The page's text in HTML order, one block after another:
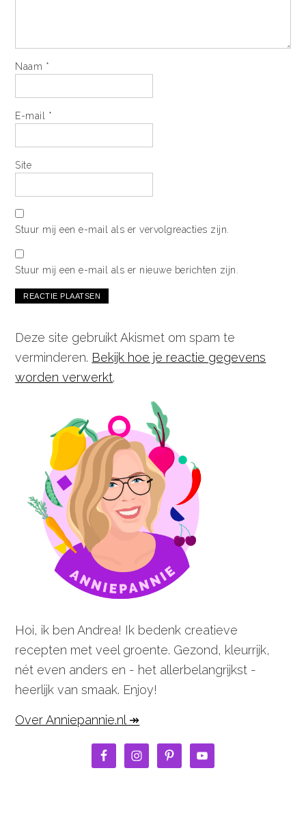
Naam *
E-mail *
Site
Stuur mij een e-mail als er vervolgreacties zijn.
Stuur mij een e-mail als er nieuwe berichten zijn.
Deze site gebruikt Akismet om spam te
verminderen. Bekijk hoe je reactie gegevens
worden verwerkt.
Hoi, ik ben Andrea! Ik bedenk creatieve
recepten met veel groente. Gezond, kleurrijk,
nét even anders en - het allerbelangrijkst -
heerlijk van smaak. Enjoy!
Over Anniepannie.nl ↠